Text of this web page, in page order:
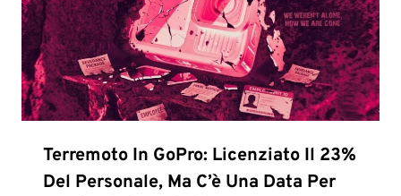
Terremoto In GoPro: Licenziato Il 23%
Del Personale, Ma C’è Una Data Per